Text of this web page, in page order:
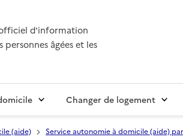
d'information
personnes âgées et les
Changer de logement
(aide) Service autonomie à domicile (aide)